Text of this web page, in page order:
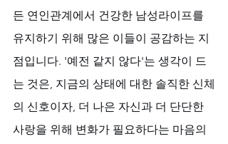
든 연인관계에서 건강한 남성라이프를
유지하기 위해 많은 이들이 공감하는 지
점입니다. '예전 같지 않다'는 생각이 드
는 것은, 지금의 상태에 대한 솔직한 신체
의 신호이자, 더 나은 자신과 더 단단한
사랑을 위해 변화가 필요하다는 마음의